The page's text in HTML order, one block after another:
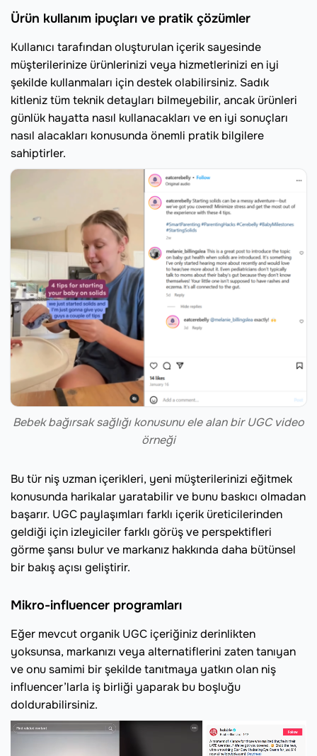
Ürün kullanım ipuçları ve pratik çözümler
Kullanıcı tarafından oluşturulan içerik sayesinde
müşterilerinize ürünlerinizi veya hizmetlerinizi en iyi
şekilde kullanmaları için destek olabilirsiniz. Sadık
kitleniz tüm teknik detayları bilmeyebilir, ancak ürünleri
günlük hayatta nasıl kullanacakları ve en iyi sonuçları
nasıl alacakları konusunda önemli pratik bilgilere
sahiptirler.
Bebek bağırsak sağlığı konusunu ele alan bir UGC video
örneği
Bu tür niş uzman içerikleri, yeni müşterilerinizi eğitmek
konusunda harikalar yaratabilir ve bunu baskıcı olmadan
başarır. UGC paylaşımları farklı içerik üreticilerinden
geldiği için izleyiciler farklı görüş ve perspektifleri
görme şansı bulur ve markanız hakkında daha bütünsel
bir bakış açısı geliştirir.
Mikro-influencer programları
Eğer mevcut organik UGC içeriğiniz derinlikten
yoksunsa, markanızı veya alternatiflerini zaten tanıyan
ve onu samimi bir şekilde tanıtmaya yatkın olan niş
influencer’larla iş birliği yaparak bu boşluğu
doldurabilirsiniz.
V